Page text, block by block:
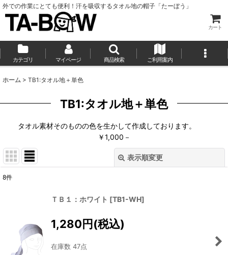
外での作業にとても便利！汗を吸収するタオル地の帽子「たーぼう」
カート
カテゴリ マイページ 商品検索 ご利用案内
ホーム > TB1:タオル地＋単色
TB1:タオル地＋単色
タオル素材そのものの色を生かして作成しております。
￥1,000－
表示順変更
8件
ＴＢ１：ホワイト [TB1-WH]
1,280円(税込)
在庫数 47点